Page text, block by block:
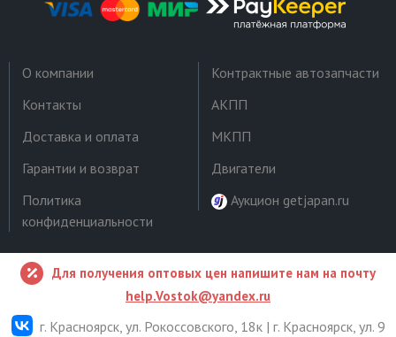
О компании
Контакты
Доставка и оплата
Гарантии и возврат
Политика
конфиденциальности
Контрактные автозапчасти
АКПП
МКПП
Двигатели
Аукцион getjapan.ru
Для получения оптовых цен напишите нам на почту
help.Vostok@yandex.ru
г. Красноярск, ул. Рокоссовского, 18к | г. Красноярск, ул. 9